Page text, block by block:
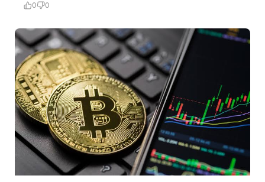
0 0